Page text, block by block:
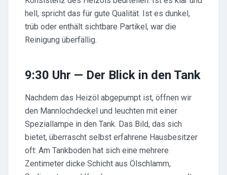
hell, spricht das für gute Qualität. Ist es dunkel,
trüb oder enthält sichtbare Partikel, war die
Reinigung überfällig.
9:30 Uhr — Der Blick in den Tank
Nachdem das Heizöl abgepumpt ist, öffnen wir
den Mannlochdeckel und leuchten mit einer
Speziallampe in den Tank. Das Bild, das sich
bietet, überrascht selbst erfahrene Hausbesitzer
oft: Am Tankboden hat sich eine mehrere
Zentimeter dicke Schicht aus Ölschlamm,